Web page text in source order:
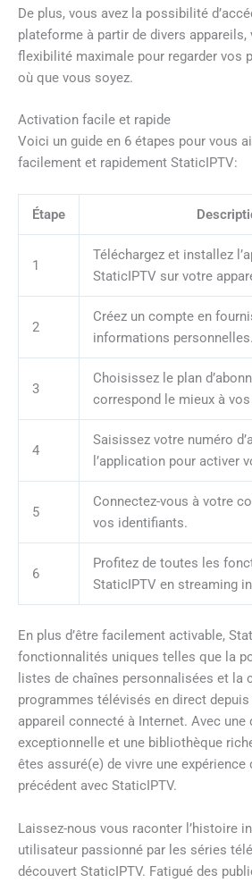
De plus, vous avez la possibilité
plateforme à partir de divers
flexibilité maximale pour regarder vos
où que vous soyez.
Activation facile et rapide
Voici un guide en 6 étapes pour vous
facilement et rapidement StaticIPTV:
Étape
1
Téléchargez et installez
StaticIPTV sur votre
2
Créez un compte en
informations personnelles.
3
Choisissez le plan
correspond le mieux à
4
Saisissez votre numéro
l’application pour activer
5
Connectez-vous à votre
vos identifiants.
6
Profitez de toutes les
StaticIPTV en streaming
En plus d’être facilement activable,
fonctionnalités uniques telles que la
listes de chaînes personnalisées et la
programmes télévisés en direct depuis
appareil connecté à Internet. Avec une
exceptionnelle et une bibliothèque
êtes assuré(e) de vivre une expérience
précédent avec StaticIPTV.
Laissez-nous vous raconter l’histoire
utilisateur passionné par les séries
découvert StaticIPTV. Fatigué des